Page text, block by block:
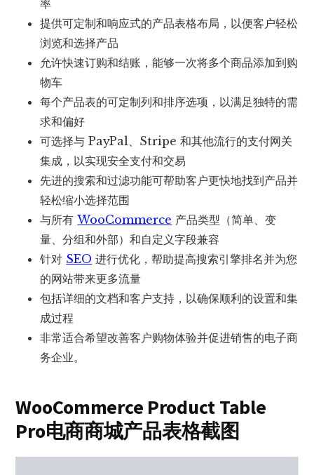
率
提供可定制和响应式的产品表格布局，以便客户轻松
浏览和选择产品
允许快速订购和结账，能够一次将多个商品添加到购
物车
每个产品表的可定制列和排序选项，以满足独特的需
求和偏好
可选择与 PayPal、Stripe 和其他流行的支付网关
集成，以实现安全支付和交易
先进的搜索和过滤功能可帮助客户更快地找到产品并
轻松缩小选择范围
与所有WooCommerce 产品类型（简单、变
量、分组和外部）和自定义字段兼容
针对 SEO 进行优化，帮助提高搜索引擎排名并为您
的网站带来更多流量
包括详细的文档和客户支持，以确保顺利的设置和集
成过程
非常适合希望改善客户购物体验并促进销售的电子商
务企业。
WooCommerce Product Table
Pro电商商城产品表格截图